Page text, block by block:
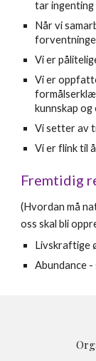
tar
Når vi
Vi er
Vi er
kunnskap
Vi setter av
Vi er flink til
Fremtidig
(Hvordan må
oss skal bli
Livskraftige
Abundance